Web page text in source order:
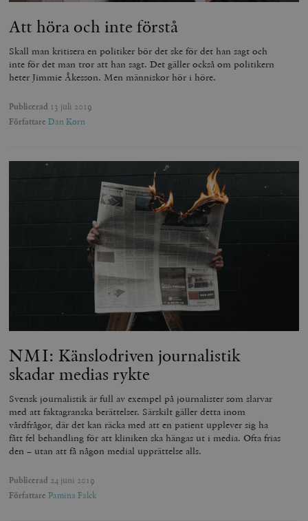
Att höra och inte förstå
Skall man kritisera en politiker bör det ske för det han sagt och
inte för det man tror att han sagt. Det gäller också om politikern
heter Jimmie Åkesson. Men människor hör i höre.
Publicerad 13 juli 2019
Författare Dan Korn
NMI: Känslodriven journalistik
skadar medias rykte
Svensk journalistik är full av exempel på journalister som slarvar
med att faktagranska berättelser. Särskilt gäller detta inom
vårdfrågor, där det kan räcka med att en patient upplever sig ha
fått fel behandling för att kliniken ska hängas ut i media. Ofta frias
den – utan att få någon medial upprättelse alls.
Publicerad 24 juni 2019
Författare Pamina Falck